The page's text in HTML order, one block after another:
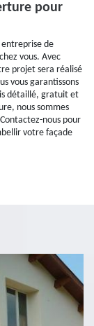
pour
de
vous. Avec
projet sera réalisé
vous garantissons
détaillé, gratuit et
nous sommes
nous pour
votre façade